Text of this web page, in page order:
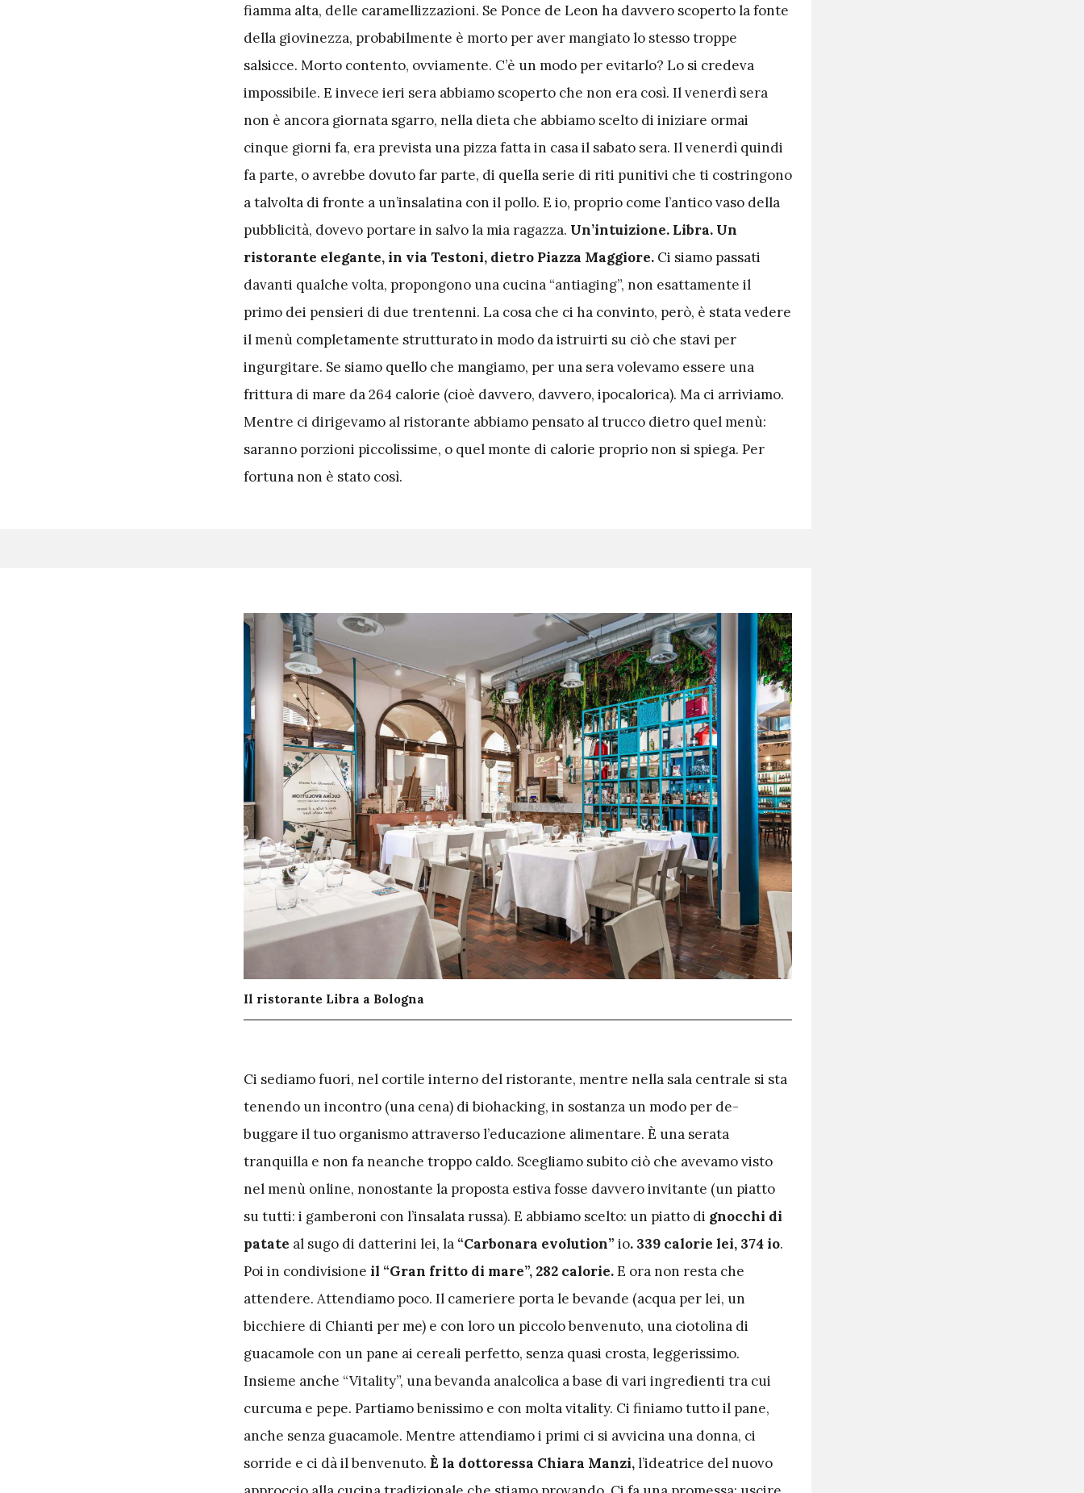
fiamma alta, delle caramellizzazioni. Se Ponce de Leon ha davvero scoperto la fonte
della giovinezza, probabilmente è morto per aver mangiato lo stesso troppe
salsicce. Morto contento, ovviamente. C’è un modo per evitarlo? Lo si credeva
impossibile. E invece ieri sera abbiamo scoperto che non era così. Il venerdì sera
non è ancora giornata sgarro, nella dieta che abbiamo scelto di iniziare ormai
cinque giorni fa, era prevista una pizza fatta in casa il sabato sera. Il venerdì quindi
fa parte, o avrebbe dovuto far parte, di quella serie di riti punitivi che ti costringono
a talvolta di fronte a un’insalatina con il pollo. E io, proprio come l’antico vaso della
pubblicità, dovevo portare in salvo la mia ragazza. Un’intuizione. Libra. Un
ristorante elegante, in via Testoni, dietro Piazza Maggiore. Ci siamo passati
davanti qualche volta, propongono una cucina “antiaging”, non esattamente il
primo dei pensieri di due trentenni. La cosa che ci ha convinto, però, è stata vedere
il menù completamente strutturato in modo da istruirti su ciò che stavi per
ingurgitare. Se siamo quello che mangiamo, per una sera volevamo essere una
frittura di mare da 264 calorie (cioè davvero, davvero, ipocalorica). Ma ci arriviamo.
Mentre ci dirigevamo al ristorante abbiamo pensato al trucco dietro quel menù:
saranno porzioni piccolissime, o quel monte di calorie proprio non si spiega. Per
fortuna non è stato così.
Il ristorante Libra a Bologna
Ci sediamo fuori, nel cortile interno del ristorante, mentre nella sala centrale si sta
tenendo un incontro (una cena) di biohacking, in sostanza un modo per de-
buggare il tuo organismo attraverso l’educazione alimentare. È una serata
tranquilla e non fa neanche troppo caldo. Scegliamo subito ciò che avevamo visto
nel menù online, nonostante la proposta estiva fosse davvero invitante (un piatto
su tutti: i gamberoni con l’insalata russa). E abbiamo scelto: un piatto di gnocchi di
patate al sugo di datterini lei, la “Carbonara evolution” io. 339 calorie lei, 374 io.
Poi in condivisione il “Gran fritto di mare”, 282 calorie.E ora non resta che
attendere. Attendiamo poco. Il cameriere porta le bevande (acqua per lei, un
bicchiere di Chianti per me) e con loro un piccolo benvenuto, una ciotolina di
guacamole con un pane ai cereali perfetto, senza quasi crosta, leggerissimo.
Insieme anche “Vitality”, una bevanda analcolica a base di vari ingredienti tra cui
curcuma e pepe. Partiamo benissimo e con molta vitality. Ci finiamo tutto il pane,
anche senza guacamole. Mentre attendiamo i primi ci si avvicina una donna, ci
sorride e ci dà il benvenuto. È la dottoressa Chiara Manzi,l’ideatrice del nuovo